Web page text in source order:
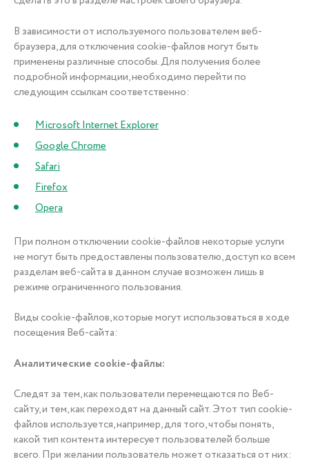
В зависимости от используемого пользователем веб-
браузера, для отключения cookie-файлов могут быть
применены различные способы. Для получения более
подробной информации, необходимо перейти по
следующим ссылкам соответственно:
Microsoft Internet Explorer
Google Chrome
Safari
Firefox
Opera
При полном отключении cookie-файлов некоторые услуги
не могут быть предоставлены пользователю, доступ ко всем
разделам веб-сайта в данном случае возможен лишь в
режиме ограниченного пользования.
Виды cookie-файлов, которые могут использоваться в ходе
посещения Веб-сайта:
Аналитические cookie-файлы:
Следят за тем, как пользователи перемещаются по Веб-
сайту, и тем, как переходят на данный сайт. Этот тип cookie-
файлов используется, например, для того, чтобы понять,
какой тип контента интересует пользователей больше
всего. При желании пользователь может отказаться от них: